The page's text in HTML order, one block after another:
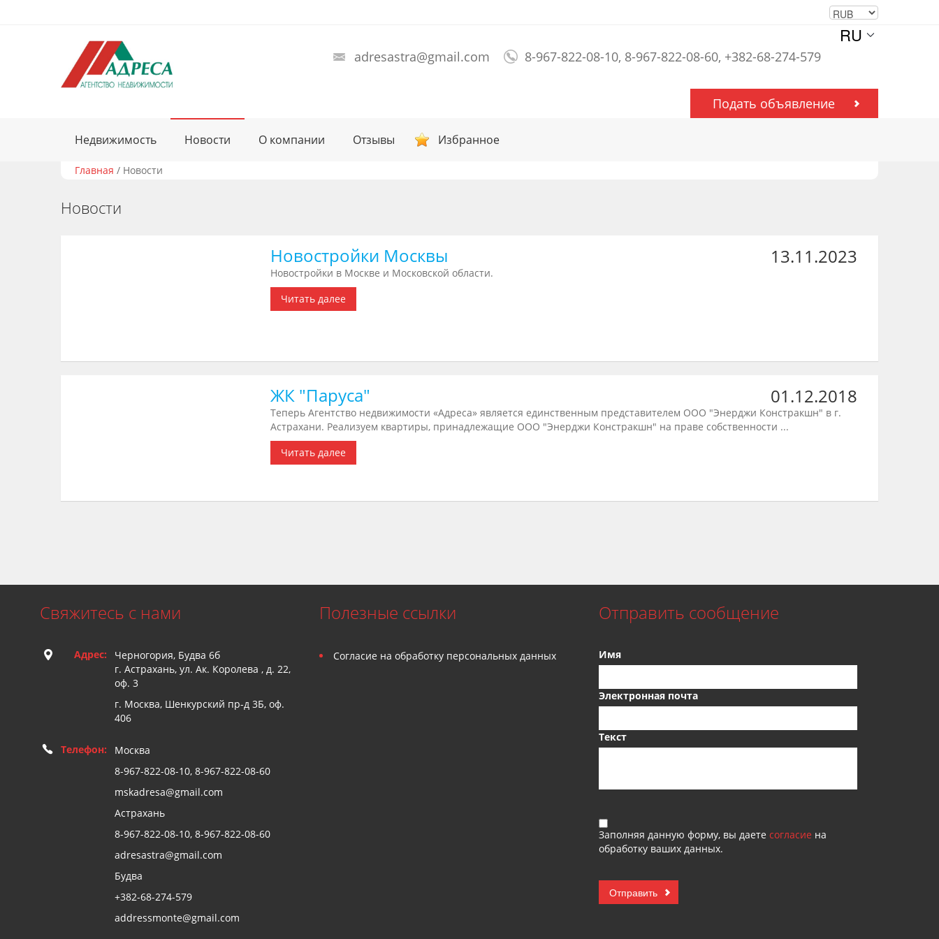
adresastra@gmail.com 8-967-822-08-10, 8-967-822-08-60, +382-68-274-579
RU
Подать объявление
Недвижимость Новости О компании Отзывы Избранное
Главная / Новости
Новости
Новостройки Москвы 13.11.2023
Новостройки в Москве и Московской области.
Читать далее
ЖК "Паруса" 01.12.2018
Теперь Агентство недвижимости «Адреса» является единственным представителем ООО "Энерджи Констракшн" в г.
Астрахани. Реализуем квартиры, принадлежащие ООО "Энерджи Констракшн" на праве собственности ...
Читать далее
Свяжитесь с нами
Адрес:
Черногория, Будва 6б
г. Астрахань, ул. Ак. Королева , д. 22,
оф. 3
г. Москва, Шенкурский пр-д 3Б, оф.
406
Телефон:
Москва
8-967-822-08-10, 8-967-822-08-60
mskadresa@gmail.com
Астрахань
8-967-822-08-10, 8-967-822-08-60
adresastra@gmail.com
Будва
+382-68-274-579
addressmonte@gmail.com
Полезные ссылки
Согласие на обработку персональных данных
Отправить сообщение
Имя
Электронная почта
Текст
Заполняя данную форму, вы даете согласие на
обработку ваших данных.